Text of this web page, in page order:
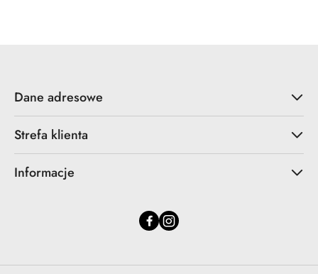
Dane adresowe
Strefa klienta
Informacje